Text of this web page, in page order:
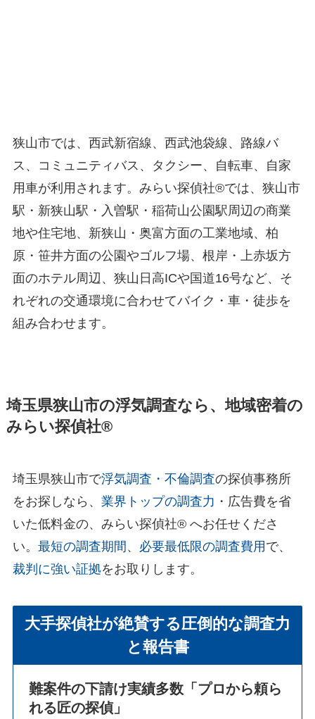
狭山市では、西武新宿線、西武池袋線、路線バ
ス、コミュニティバス、タクシー、自転車、自家
用車が利用されます。みらい探偵社®︎では、狭山市
駅・新狭山駅・入曽駅・稲荷山公園駅周辺の商業
地や住宅地、新狭山・奥富方面の工業地域、柏
原・笹井方面の公園やゴルフ場、根岸・上赤坂方
面のホテル周辺、狭山日高ICや国道16号など、そ
れぞれの交通環境に合わせてバイク・車・徒歩を
組み合わせます。
埼玉県狭山市の浮気調査なら、地域密着の
みらい探偵社®︎
埼玉県狭山市で浮気調査・不倫調査の探偵事務所
をお探しなら、 業界トップの調査力 ・広告費を省
いた低料金の、みらい探偵社®︎ へお任せくださ
い。 最短の調査期間 、 必要最低限の調査費用 で、
裁判に強い証拠をお取りします。
大手探偵社が絶賛する圧倒的な調査力
と報告書
難案件の下請け実績多数 「プロから頼ら
れる匠の探偵」